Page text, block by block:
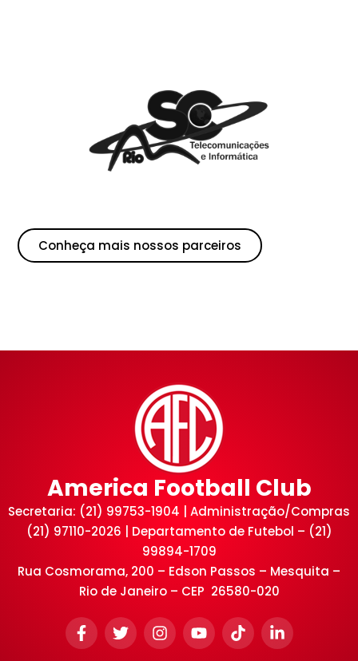
Conheça mais nossos parceiros
America Football Club
Secretaria: (21) 99753-1904 | Administração/Compras
(21) 97110-2026 | Departamento de Futebol – (21)
99894-1709
Rua Cosmorama, 200 – Edson Passos – Mesquita –
Rio de Janeiro – CEP 26580-020